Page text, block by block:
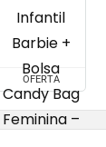
OFERTA